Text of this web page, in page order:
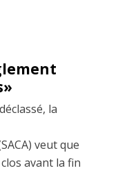
la
veut que
avant la fin